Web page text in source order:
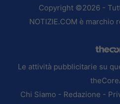
Copyright ©2026 -
NOTIZIE.COM è marchio
Le attività pubblicitarie su
Chi Siamo - Redazione -